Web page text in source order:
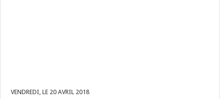
VENDREDI, LE 20 AVRIL 2018